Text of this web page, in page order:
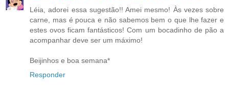
Léia, adorei essa sugestão!! Amei mesmo! Às vezes sobre
carne, mas é pouca e não sabemos bem o que lhe fazer e
estes ovos ficam fantásticos! Com um bocadinho de pão a
acompanhar deve ser um máximo!
Beijinhos e boa semana*
Responder